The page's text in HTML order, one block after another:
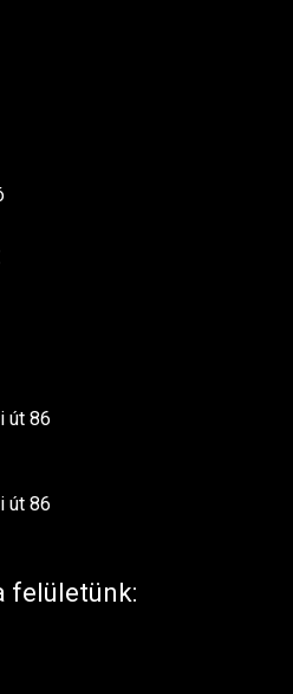
út 86
út 86
felületünk: